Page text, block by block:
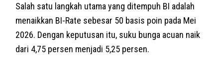
Salah satu langkah utama yang ditempuh BI adalah
menaikkan BI-Rate sebesar 50 basis poin pada Mei
2026. Dengan keputusan itu, suku bunga acuan naik
dari 4,75 persen menjadi 5,25 persen.